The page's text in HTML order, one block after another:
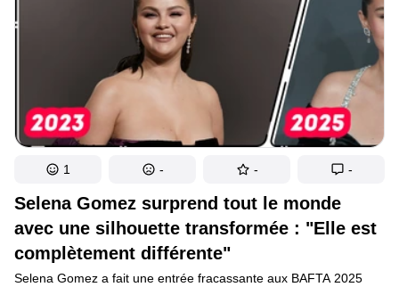
Selena Gomez surprend tout le monde
avec une silhouette transformée : "Elle est
complètement différente"
Selena Gomez a fait une entrée fracassante aux BAFTA 2025
1 - - -